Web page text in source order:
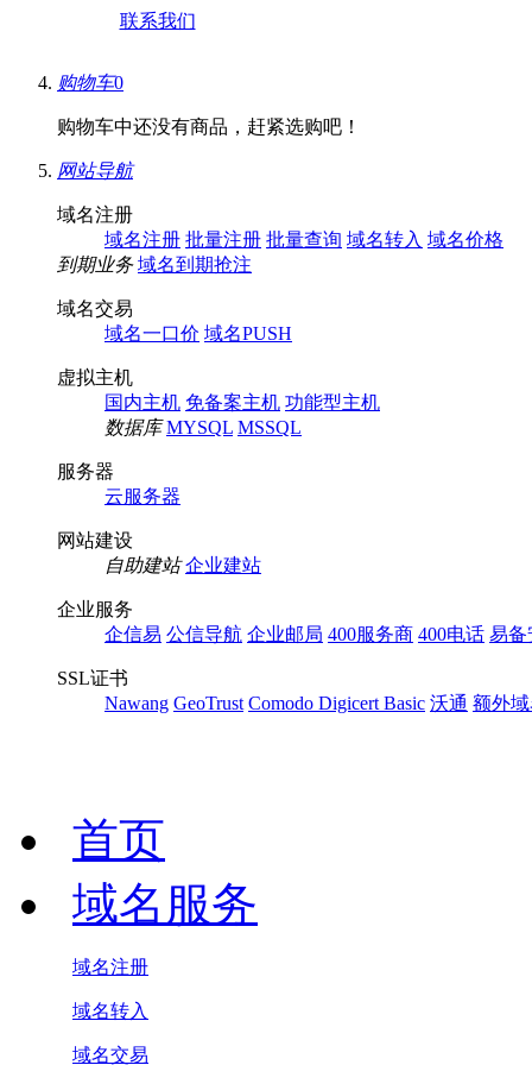
联系我们
购物车0
购物车中还没有商品，赶紧选购吧！
网站导航
域名注册
域名注册 批量注册 批量查询 域名转入 域名价格
到期业务 域名到期抢注
域名交易
域名一口价 域名PUSH
虚拟主机
国内主机 免备案主机 功能型主机
数据库 MYSQL MSSQL
服务器
云服务器
网站建设
自助建站 企业建站
企业服务
企信易 公信导航 企业邮局 400服务商 400电话 易备
SSL证书
Nawang GeoTrust Comodo Digicert Basic 沃通 额外
首页
域名服务
域名注册
域名转入
域名交易